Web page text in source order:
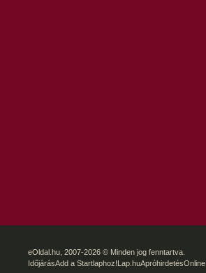
eOldal.hu , 2007-2026 © Minden jog fenntartva.
IdőjárásAdd a Startlaphoz!Lap.huApróhirdetés